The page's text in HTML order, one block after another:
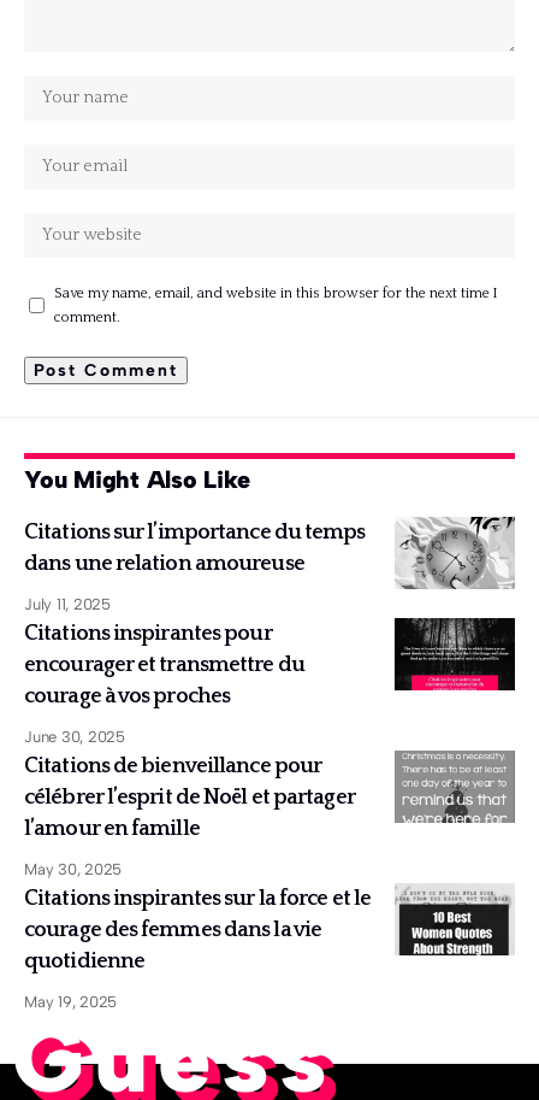
Save my name, email, and website in this browser for the next time I
comment.
You Might Also Like
Citations sur l’importance du temps
dans une relation amoureuse
July 11, 2025
Citations inspirantes pour
encourager et transmettre du
courage à vos proches
June 30, 2025
Citations de bienveillance pour
célébrer l’esprit de Noël et partager
l’amour en famille
May 30, 2025
Citations inspirantes sur la force et le
courage des femmes dans la vie
quotidienne
May 19, 2025
Guess